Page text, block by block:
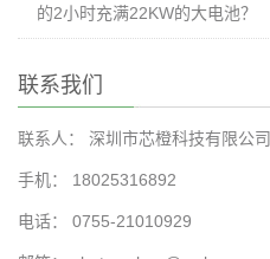
的2小时充满22KW的大电池？
联系我们
联系人： 深圳市芯橙科技有限公司
手机： 18025316892
电话： 0755-21010929